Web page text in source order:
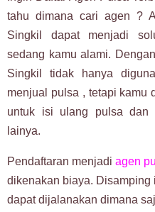
tahu dimana cari agen ?
Singkil dapat menjadi
sedang kamu alami.
Singkil tidak hanya
menjual pulsa , tetapi kamu
untuk isi ulang pulsa dan
lainya.
Pendaftaran menjadi agen
dikenakan biaya.
dapat dijalanakan dimana